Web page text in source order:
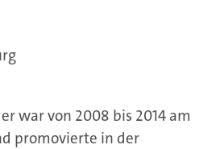
war von 2008 bis 2014 am
promovierte in der